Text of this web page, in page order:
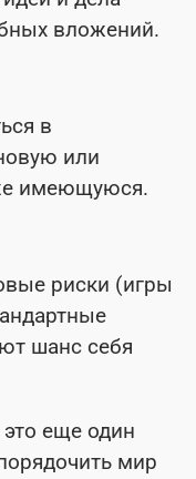
вложений.
в
или
имеющуюся.
риски (игры
шанс себя
еще один
мир